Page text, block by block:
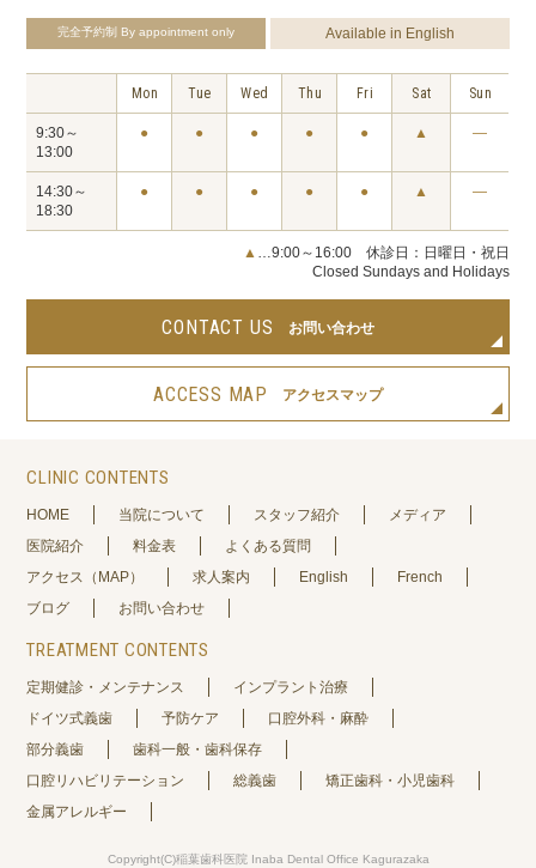
完全予約制 By appointment only Available in English
Mon Tue Wed Thu Fri Sat Sun
9:30～
13:00
● ● ● ● ● ▲ ―
14:30～
18:30
● ● ● ● ● ▲ ―
▲
…9:00～16:00 休診日：日曜日・祝日
Closed Sundays and Holidays
CONTACT US お問い合わせ
ACCESS MAP アクセスマップ
CLINIC CONTENTS
HOME 当院について スタッフ紹介
メディア
医院紹介
料金表
よくある質問
アクセス（MAP）
求人案内 English
French
ブログ
お問い合わせ
TREATMENT CONTENTS
定期健診・メンテナンス
インプラント治療
ドイツ式義歯
予防ケア
口腔外科・麻酔
部分義歯
歯科一般・歯科保存
口腔リハビリテーション
総義歯
矯正歯科・小児歯科
金属アレルギー
Copyright(C)稲葉歯科医院 Inaba Dental Office Kagurazaka